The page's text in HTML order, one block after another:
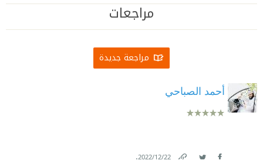
مراجعات
مراجعة جديدة
أحمد الصباحي
22‏/12‏/2022
.